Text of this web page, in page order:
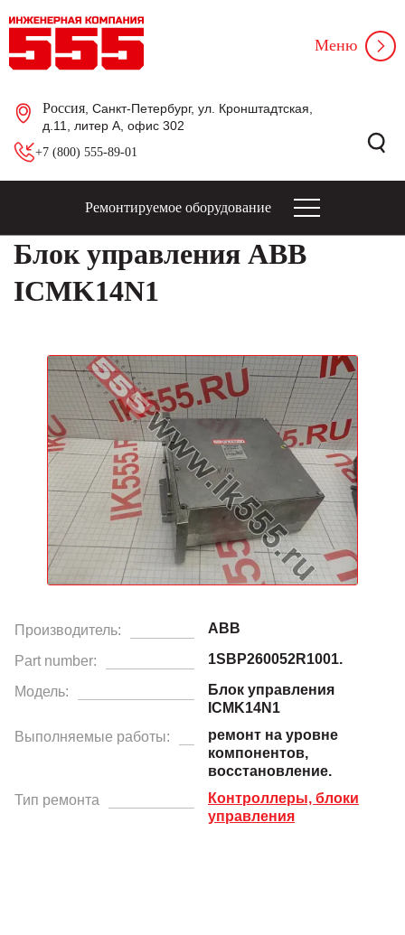
Россия , Санкт-Петербург, ул. Кронштадтская,
д.11, литер А, офис 302
+7 (800) 555-89-01
Меню
Ремонтируемое оборудование
Блок управления ABB
ICMK14N1
Производитель: ABB
Part number: 1SBP260052R1001.
Модель:
Блок управления
ICMK14N1
Выполняемые работы:
ремонт на уровне
компонентов,
восстановление.
Тип ремонта
Контроллеры, блоки
управления